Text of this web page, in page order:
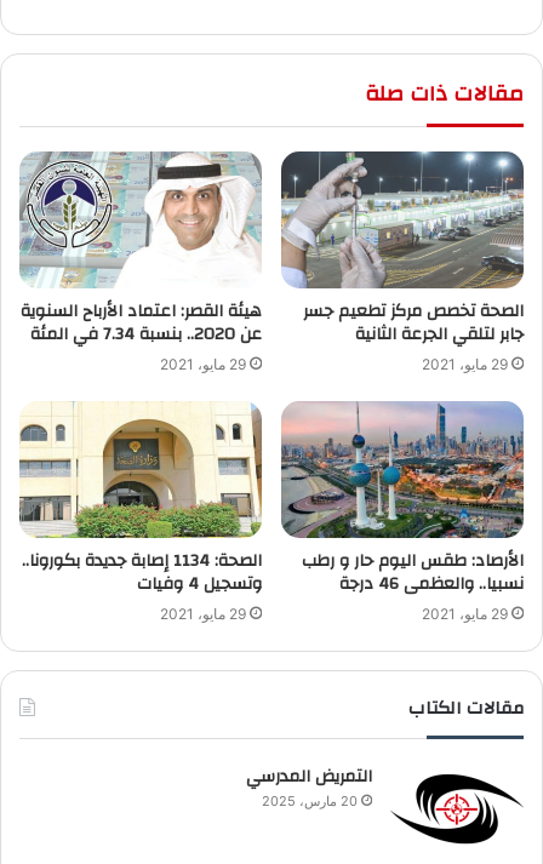
مقالات ذات صلة
الصحة تخصص مركز تطعيم جسر
جابر لتلقي الجرعة الثانية
29 مايو، 2021
هيئة القصر: اعتماد الأرباح السنوية
عن 2020.. بنسبة 7.34 في المئة
29 مايو، 2021
الأرصاد: طقس اليوم حار و رطب
نسبيا.. والعظمى 46 درجة
29 مايو، 2021
الصحة: 1134 إصابة جديدة بكورونا..
وتسجيل 4 وفيات
29 مايو، 2021
مقالات الكتاب
التمريض المدرسي
20 مارس، 2025